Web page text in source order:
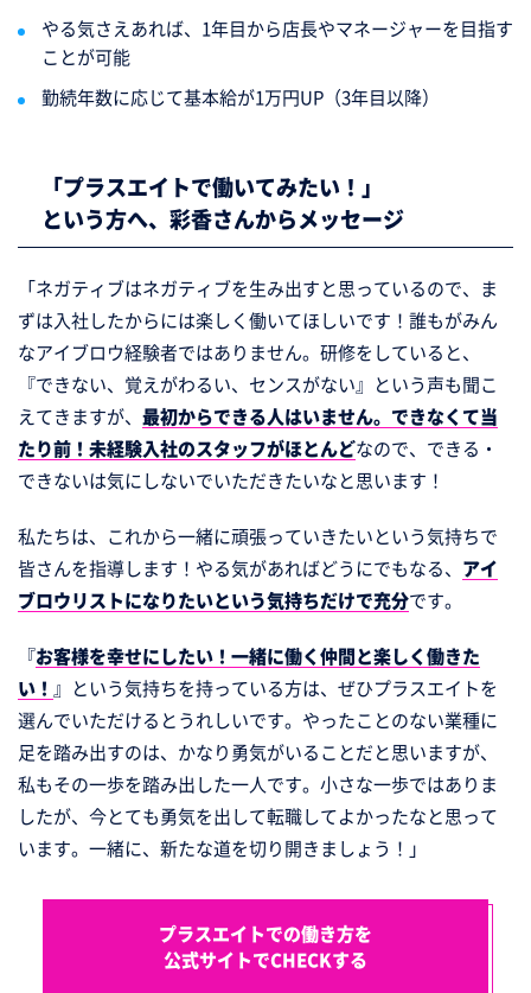
やる気さえあれば、1年目から店長やマネージャーを目指す
ことが可能
勤続年数に応じて基本給が1万円UP（3年目以降）
「プラスエイトで働いてみたい！」
という方へ、 彩香さんからメッセージ
「ネガティブはネガティブを生み出すと思っているので、ま
ずは入社したからには楽しく働いてほしいです！誰もがみん
なアイブロウ経験者ではありません。研修をしていると、
『できない、覚えがわるい、センスがない』という声も聞こ
えてきますが、 最初からできる人はいません。できなくて当
たり前！未経験入社のスタッフがほとんどなので、できる・
できないは気にしないでいただきたいなと思います！
私たちは、これから一緒に頑張っていきたいという気持ちで
皆さんを指導します！やる気があればどうにでもなる、 アイ
ブロウリストになりたいという気持ちだけで充分です。
『お客様を幸せにしたい！一緒に働く仲間と楽しく働きた
い！ 』という気持ちを持っている方は、ぜひプラスエイトを
選んでいただけるとうれしいです。やったことのない業種に
足を踏み出すのは、かなり勇気がいることだと思いますが、
私もその一歩を踏み出した一人です。小さな一歩ではありま
したが、今とても勇気を出して転職してよかったなと思って
います。一緒に、新たな道を切り開きましょう！」
プラスエイトでの働き方を
公式サイトでCHECKする